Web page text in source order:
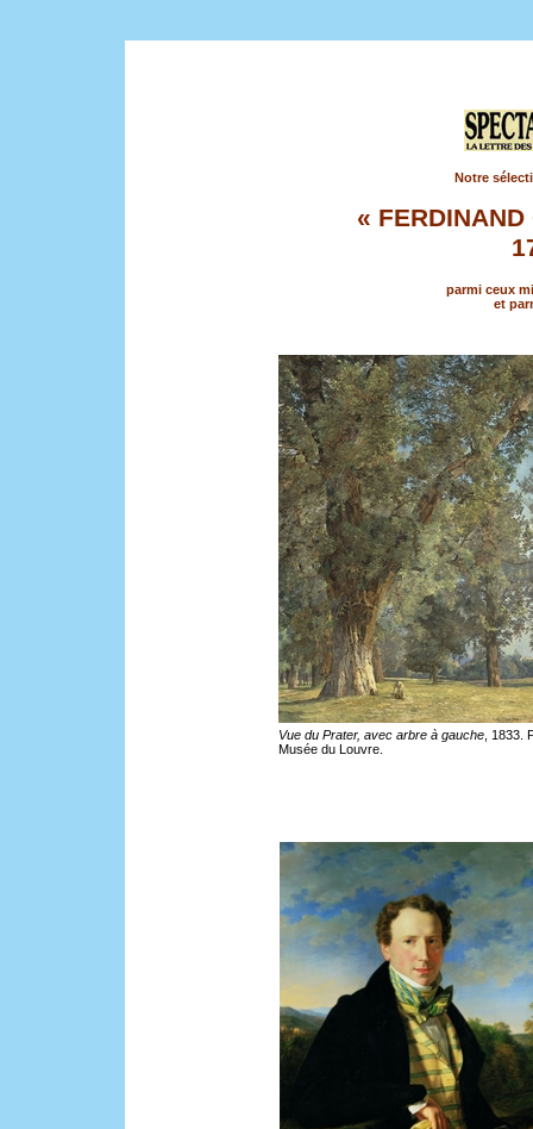
Notre
«
parmi ceux
et
Vue du Prater, avec arbre à gauche , 1833.
Musée du Louvre.